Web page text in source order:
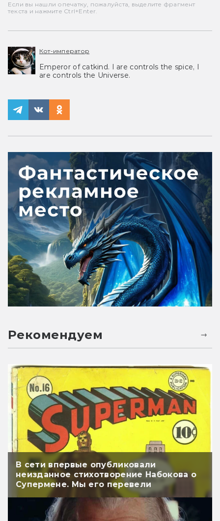
Если вы нашли опечатку, пожалуйста, выделите фрагмент
текста и нажмите Ctrl+Enter.
Кот-император
Emperor of catkind. I are controls the spice, I
are controls the Universe.
Рекомендуем
В сети впервые опубликовали
неизданное стихотворение Набокова о
Супермене. Мы его перевели